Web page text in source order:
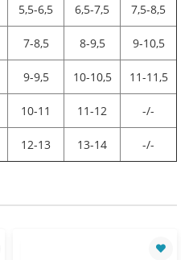
5,5-6,5 6,5-7,5 7,5-8,5
7-8,5 8-9,5 9-10,5
9-9,5 10-10,5 11-11,5
10-11 11-12 -/-
12-13 13-14 -/-